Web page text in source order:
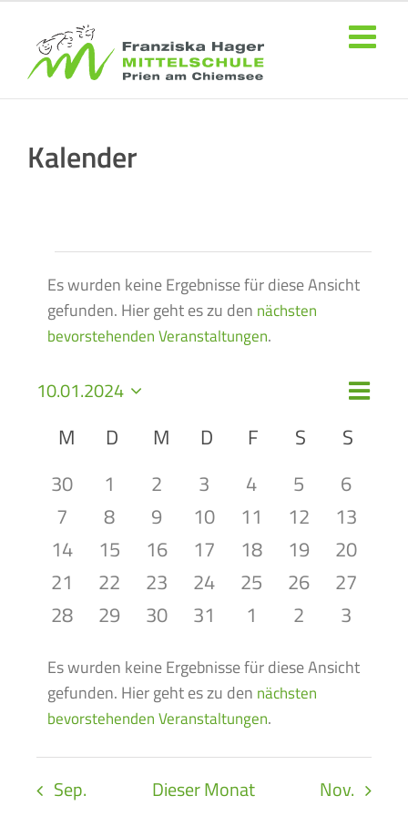
springen
Kalender
Veranstaltungen
Hinweis
Es wurden keine Ergebnisse für diese Ansicht
gefunden. Hier geht es zu den nächsten
bevorstehenden Veranstaltungen.
Monat
10.01.2024
wählen.
Kalender
von
Veranstaltungen
M Montag
D Dienstag
M Mittwoch
D Donnerstag
F Freitag
S Samstag
S
0
Veranstaltungen
30
0
Veranstaltungen
1
0
Veranstaltungen
2
0
Veranstaltungen
3
0
Veranstaltungen
4
0
5
0
6
0
Veranstaltungen
7
0
Veranstaltungen
8
0
Veranstaltungen
9
0
Veranstaltungen
10
0
Veranstaltungen
11
0
12
0
13
0
Veranstaltungen
14
0
Veranstaltungen
15
0
Veranstaltungen
16
0
Veranstaltungen
17
0
Veranstaltungen
18
0
19
0
20
0
Veranstaltungen
21
0
Veranstaltungen
22
0
Veranstaltungen
23
0
Veranstaltungen
24
0
Veranstaltungen
25
0
26
0
27
0
28
0
29
0
30
0
31
0
1
0
2
0
3
Hinweis
Es wurden keine Ergebnisse für diese Ansicht
gefunden. Hier geht es zu den nächsten
bevorstehenden Veranstaltungen.
Sep. Dieser Monat Nov.